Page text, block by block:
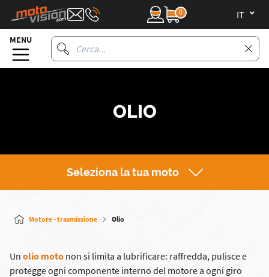
0
MENU
OLIO
Seleziona la tua moto
Motore - trasmissione Olio
Un olio moto non si limita a lubrificare: raffredda, pulisce e
protegge ogni componente interno del motore a ogni giro